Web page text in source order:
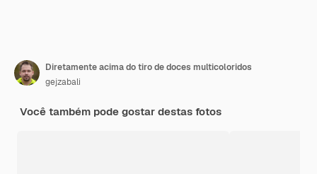
Diretamente acima do tiro de doces multicoloridos
gejzabali
Você também pode gostar destas fotos